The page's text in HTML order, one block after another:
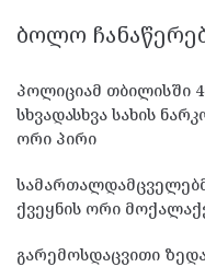
ᲑᲝᲚᲝ
პოლიციამ თბილისში
სხვადასხვა სახის
ორი პირი
ქვეყნის ორი
გარემოსდაცვითი